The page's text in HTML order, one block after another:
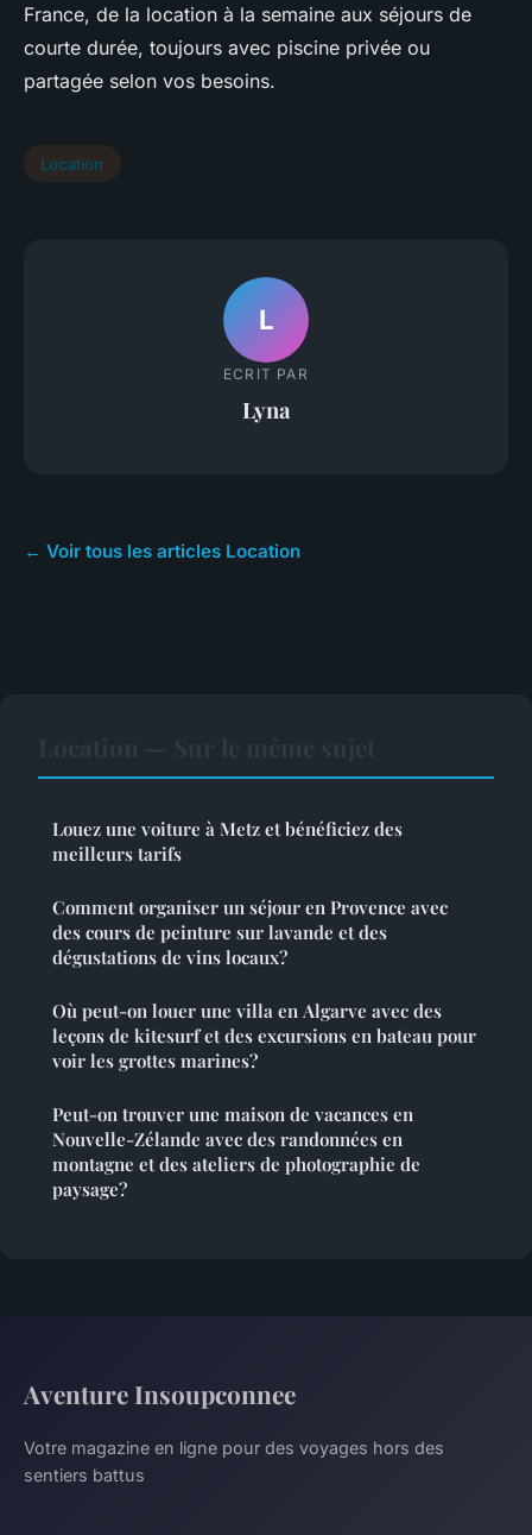
France, de la location à la semaine aux séjours de
courte durée, toujours avec piscine privée ou
partagée selon vos besoins.
Location
L
ECRIT PAR
Lyna
← Voir tous les articles Location
Louez une voiture à Metz et bénéficiez des
meilleurs tarifs
Comment organiser un séjour en Provence avec
des cours de peinture sur lavande et des
dégustations de vins locaux?
Où peut-on louer une villa en Algarve avec des
leçons de kitesurf et des excursions en bateau pour
voir les grottes marines?
Peut-on trouver une maison de vacances en
Nouvelle-Zélande avec des randonnées en
montagne et des ateliers de photographie de
paysage?
Aventure Insoupconnee
Votre magazine en ligne pour des voyages hors des
sentiers battus